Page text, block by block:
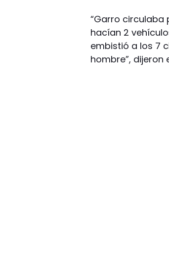
“Garro circulaba
hacían 2
embistió a los 7
hombre”, dijeron